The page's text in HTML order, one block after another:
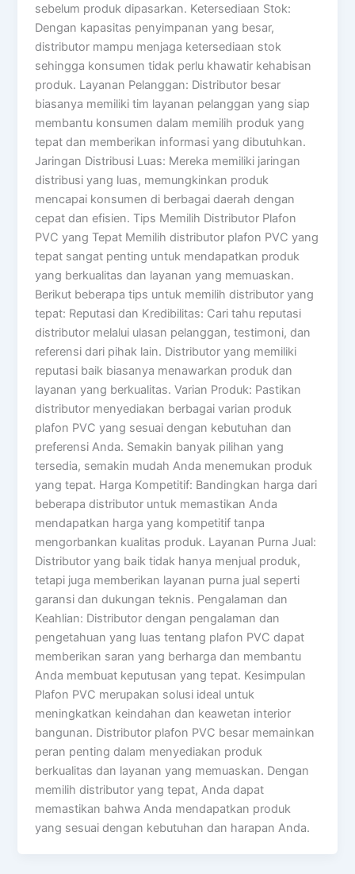
sebelum produk dipasarkan. Ketersediaan Stok:
Dengan kapasitas penyimpanan yang besar,
distributor mampu menjaga ketersediaan stok
sehingga konsumen tidak perlu khawatir kehabisan
produk. Layanan Pelanggan: Distributor besar
biasanya memiliki tim layanan pelanggan yang siap
membantu konsumen dalam memilih produk yang
tepat dan memberikan informasi yang dibutuhkan.
Jaringan Distribusi Luas: Mereka memiliki jaringan
distribusi yang luas, memungkinkan produk
mencapai konsumen di berbagai daerah dengan
cepat dan efisien. Tips Memilih Distributor Plafon
PVC yang Tepat Memilih distributor plafon PVC yang
tepat sangat penting untuk mendapatkan produk
yang berkualitas dan layanan yang memuaskan.
Berikut beberapa tips untuk memilih distributor yang
tepat: Reputasi dan Kredibilitas: Cari tahu reputasi
distributor melalui ulasan pelanggan, testimoni, dan
referensi dari pihak lain. Distributor yang memiliki
reputasi baik biasanya menawarkan produk dan
layanan yang berkualitas. Varian Produk: Pastikan
distributor menyediakan berbagai varian produk
plafon PVC yang sesuai dengan kebutuhan dan
preferensi Anda. Semakin banyak pilihan yang
tersedia, semakin mudah Anda menemukan produk
yang tepat. Harga Kompetitif: Bandingkan harga dari
beberapa distributor untuk memastikan Anda
mendapatkan harga yang kompetitif tanpa
mengorbankan kualitas produk. Layanan Purna Jual:
Distributor yang baik tidak hanya menjual produk,
tetapi juga memberikan layanan purna jual seperti
garansi dan dukungan teknis. Pengalaman dan
Keahlian: Distributor dengan pengalaman dan
pengetahuan yang luas tentang plafon PVC dapat
memberikan saran yang berharga dan membantu
Anda membuat keputusan yang tepat. Kesimpulan
Plafon PVC merupakan solusi ideal untuk
meningkatkan keindahan dan keawetan interior
bangunan. Distributor plafon PVC besar memainkan
peran penting dalam menyediakan produk
berkualitas dan layanan yang memuaskan. Dengan
memilih distributor yang tepat, Anda dapat
memastikan bahwa Anda mendapatkan produk
yang sesuai dengan kebutuhan dan harapan Anda.